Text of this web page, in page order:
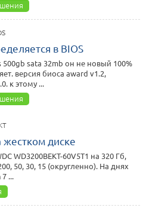
в BIOS
sata 32mb он не новый 100%
версия биоса award v1.2,
к этому ...
диске
WD3200BEKT-60V5T1 на 320 Гб,
50, 30, 15 (округленно). На днях
...